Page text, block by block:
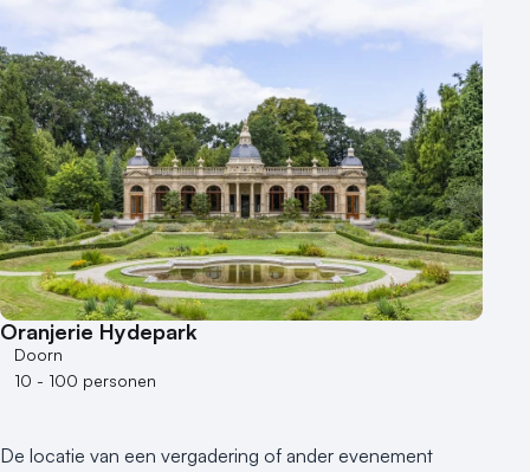
Oranjerie Hydepark
Doorn
10 - 100 personen
De locatie van een vergadering of ander evenement